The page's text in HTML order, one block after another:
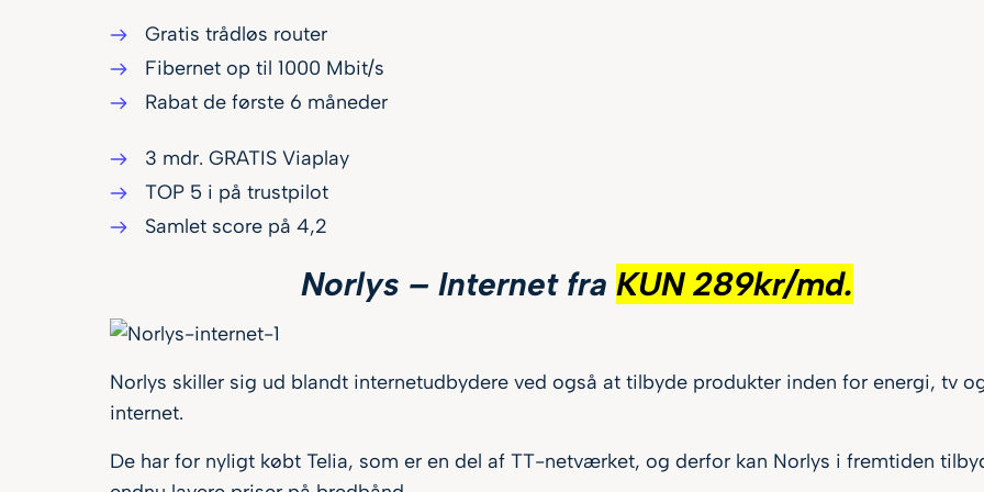
Gratis trådløs router
Fibernet op til 1000 Mbit/s
Rabat de første 6 måneder
3 mdr. GRATIS Viaplay
TOP 5 i på trustpilot
Samlet score på 4,2
Norlys – Internet fra KUN 289kr/md.
Norlys skiller sig ud blandt internetudbydere ved også at tilbyde produkter inden for energi, tv
internet.
De har for nyligt købt Telia, som er en del af TT-netværket, og derfor kan Norlys i fremtiden